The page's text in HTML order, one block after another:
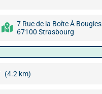
7 Rue de la Boîte À Bougies
67100 Strasbourg
(4.2 km)